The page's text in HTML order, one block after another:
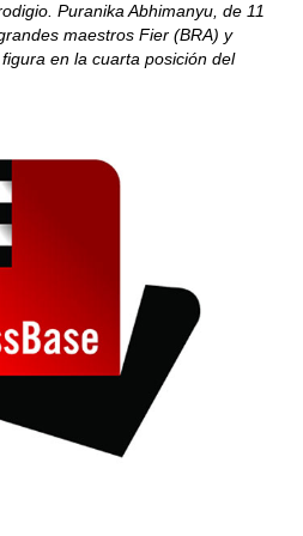
Puranika Abhimanyu, de 11
maestros Fier (BRA) y
en la cuarta posición del